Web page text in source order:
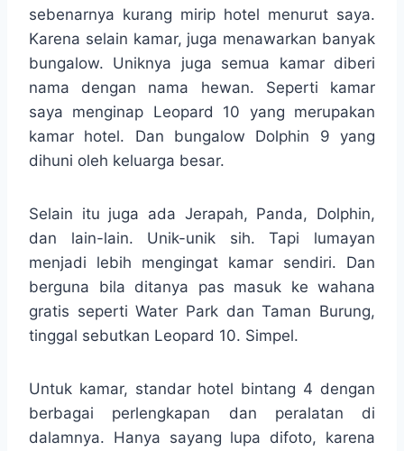
sebenarnya kurang mirip hotel menurut saya.
Karena selain kamar, juga menawarkan banyak
bungalow. Uniknya juga semua kamar diberi
nama dengan nama hewan. Seperti kamar
saya menginap Leopard 10 yang merupakan
kamar hotel. Dan bungalow Dolphin 9 yang
dihuni oleh keluarga besar.
Selain itu juga ada Jerapah, Panda, Dolphin,
dan lain-lain. Unik-unik sih. Tapi lumayan
menjadi lebih mengingat kamar sendiri. Dan
berguna bila ditanya pas masuk ke wahana
gratis seperti Water Park dan Taman Burung,
tinggal sebutkan Leopard 10. Simpel.
Untuk kamar, standar hotel bintang 4 dengan
berbagai perlengkapan dan peralatan di
dalamnya. Hanya sayang lupa difoto, karena